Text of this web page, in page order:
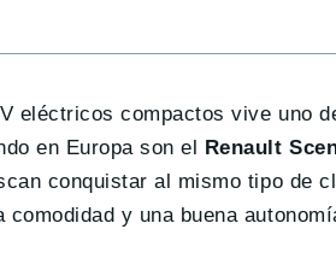
eléctricos compactos vive uno
en Europa son el
Renault
conquistar al mismo tipo de
y una buena